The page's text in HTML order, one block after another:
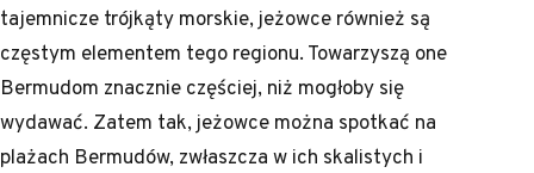
tajemnicze trójkąty morskie, jeżowce również są
częstym elementem tego regionu. Towarzyszą one
Bermudom znacznie częściej, niż mogłoby się
wydawać. Zatem tak, jeżowce można spotkać na
plażach Bermudów, zwłaszcza w ich skalistych i